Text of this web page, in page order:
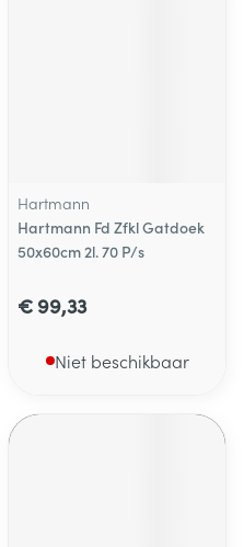
Hartmann
Hartmann Fd Zfkl Gatdoek
50x60cm 2l. 70 P/s
€ 99,33
Niet beschikbaar